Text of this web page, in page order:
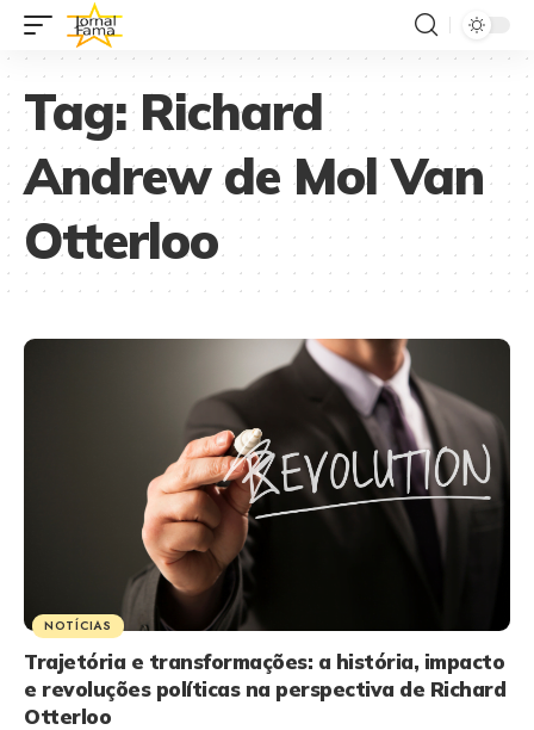
Tag:Richard
Andrew de Mol Van
Otterloo
NOTÍCIAS
Trajetória e transformações: a história, impacto
e revoluções políticas na perspectiva de Richard
Otterloo